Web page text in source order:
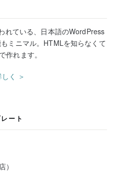
れている、日本語のWordPress
ミニマル。HTMLを知らなくて
作れます。
く ＞
ート
）